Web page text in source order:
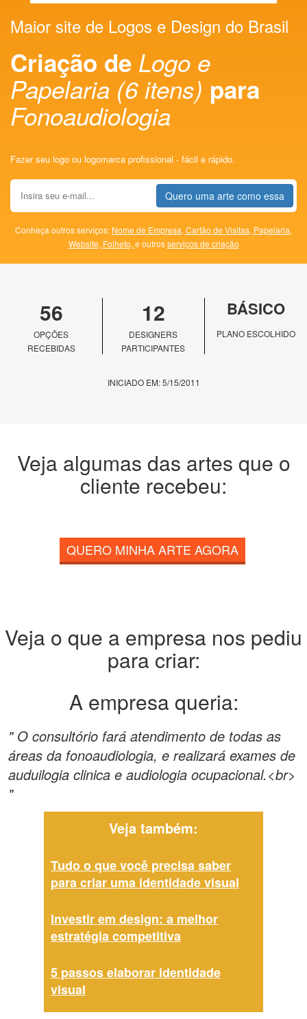
Maior site de Logos e Design do Brasil
Criação de Logo e
Papelaria (6 itens) para
Fonoaudiologia
Fazer seu logo ou logomarca profissional - fácil e rápido.
Quero uma arte como essa
Conheça outros serviços: Nome de Empresa, Cartão de Visitas, Papelaria,
Website, Folheto, e outrosserviços de criação
56
OPÇÕES
RECEBIDAS
12
DESIGNERS
PARTICIPANTES
BÁSICO
PLANO ESCOLHIDO
INICIADO EM: 5/15/2011
Veja algumas das artes que o
cliente recebeu:
QUERO MINHA ARTE AGORA
Veja o que a empresa nos pediu
para criar:
A empresa queria:
" O consultório fará atendimento de todas as
áreas da fonoaudiologia, e realizará exames de
auduilogia clinica e audiologia ocupacional.<br>
"
Veja também:
Tudo o que você precisa saber
para criar uma identidade visual
Investir em design: a melhor
estratégia competitiva
5 passos elaborar identidade
visual